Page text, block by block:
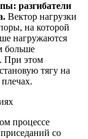
разгибатели
Вектор нагрузки
на которой
нагружаются
больше
При этом
тягу на
процессе
со